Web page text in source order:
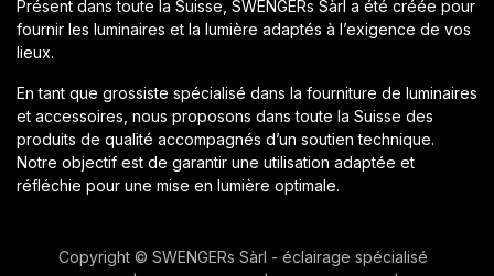
Présent dans toute la Suisse, SWENGERs Sàrl a été créée pour
fournir les luminaires et la lumière adaptés à l’exigence de vos
lieux.
En tant que grossiste spécialisé dans la fourniture de luminaires
et accessoires, nous proposons dans toute la Suisse des
produits de qualité accompagnés d’un soutien technique.
Notre objectif est de garantir une utilisation adaptée et
réfléchie pour une mise en lumière optimale.
Copyright © SWENGERs Sàrl - éclairage spécialisé